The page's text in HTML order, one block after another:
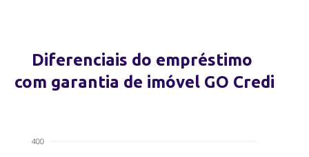
Diferenciais do empréstimo
com garantia de imóvel GO Credi